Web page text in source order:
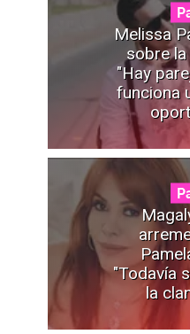
Melissa
sobre
"Hay
funciona
"Todavía
la